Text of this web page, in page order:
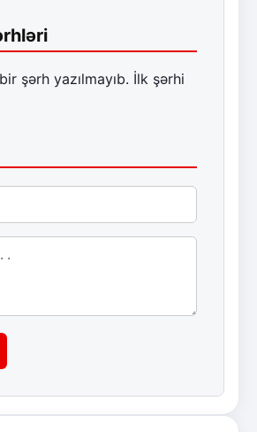
şərh yazılmayıb. İlk şərhi